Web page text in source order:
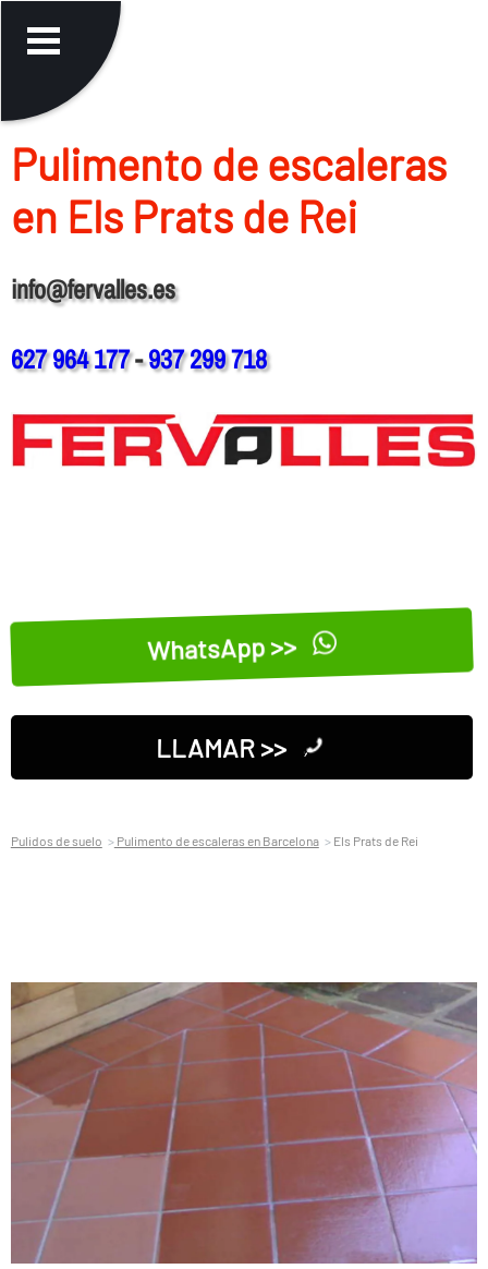
Pulimento de escaleras
en Els Prats de Rei
info@fervalles.es
627 964 177-937 299 718
WhatsApp >>
LLAMAR >>
Pulidos de suelo Pulimento de escaleras en Barcelona Els Prats de Rei